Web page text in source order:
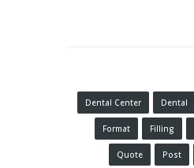
Dental
Dental Center
Filling
Format
Post
Quote